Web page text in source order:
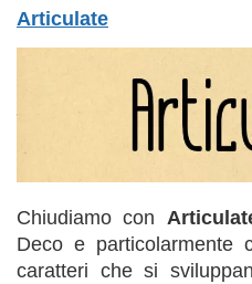
Articulate
Chiudiamo con
Deco e particolarmente
caratteri che si